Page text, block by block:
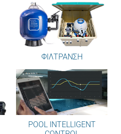
ΦΙΛΤΡΑΝΣΗ
POOL INTELLIGENT